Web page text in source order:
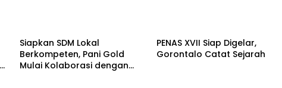
‎Siapkan SDM Lokal
Berkompeten, Pani Gold
Mulai Kolaborasi dengan
‎PENAS XVII Siap Digelar,
Gorontalo Catat Sejarah
Uncategorized